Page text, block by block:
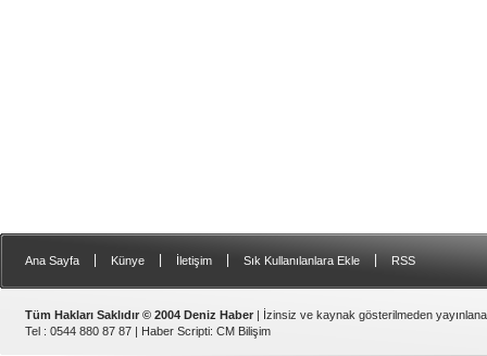
Ana Sayfa Künye İletişim Sık Kullanılanlara Ekle RSS
Tüm Hakları Saklıdır © 2004 Deniz Haber | İzinsiz ve kaynak gösterilmeden
Tel : 0544 880 87 87 | Haber Scripti: CM Bilişim